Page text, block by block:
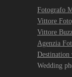
Fotografo
Vittore
Vittore
Agenzia
Destination
Wedding